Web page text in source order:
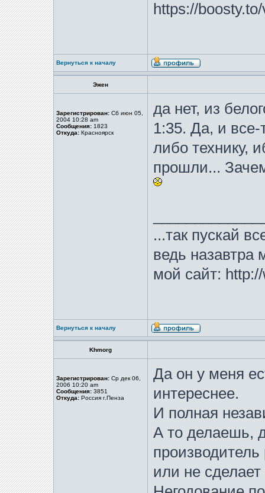
https://
Вернуться к началу
Эжен
Зарегистрирован: Сб июн 05,
2004 10:28 am
Сообщения: 1823
Откуда: Красноярск
да нет, из
1:35. Да, и все-
либо технику,
прошли...
...так пускай
ведь назавтра
мой сайт:
Вернуться к началу
Khmorg
Зарегистрирован: Ср дек 06,
2006 10:20 am
Сообщения: 3851
Откуда: Россия г.Пенза
Да он у меня
интереснее.
И полная
А то делаешь,
или не